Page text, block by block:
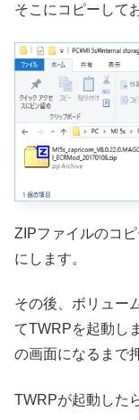
そこにコピーして
ZIPファイルのコ
にします。
その後、ボリュー
てTWRPを起動し
の画面になるまで
TWRPが起動した